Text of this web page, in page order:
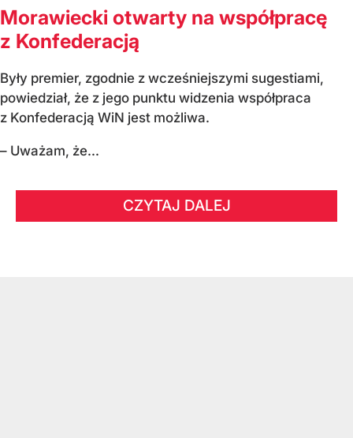
Morawiecki otwarty na współpracę
z Konfederacją
Były premier, zgodnie z wcześniejszymi sugestiami,
powiedział, że z jego punktu widzenia współpraca
z Konfederacją WiN jest możliwa.
– Uważam, że...
CZYTAJ DALEJ